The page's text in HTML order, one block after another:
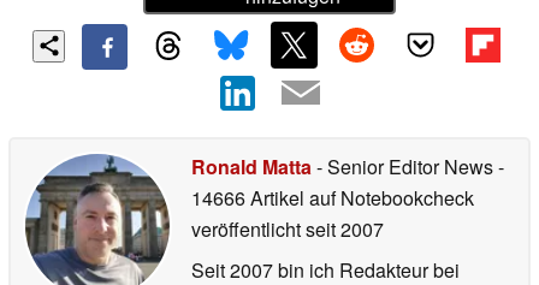
Ronald Matta- Senior Editor News-
14666 Artikel auf Notebookcheck
veröffentlichtseit 2007
Seit 2007 bin ich Redakteur bei